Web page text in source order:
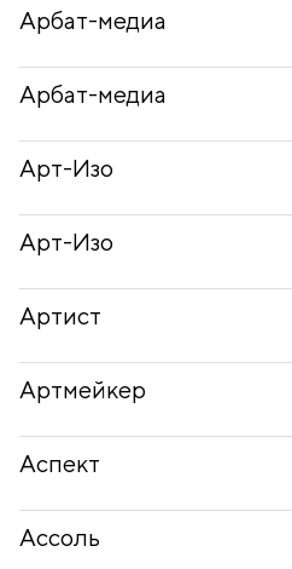
Арбат-медиа
Арбат-медиа
Арт-Изо
Арт-Изо
Артист
Артмейкер
Аспект
Ассоль